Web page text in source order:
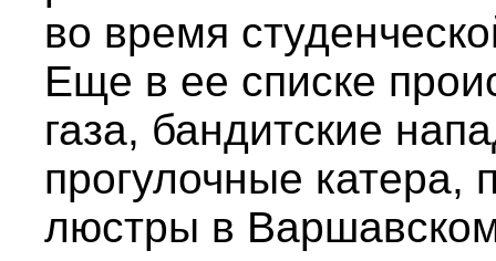
во время
Еще в ее списке
газа, бандитские
прогулочные катера,
люстры в